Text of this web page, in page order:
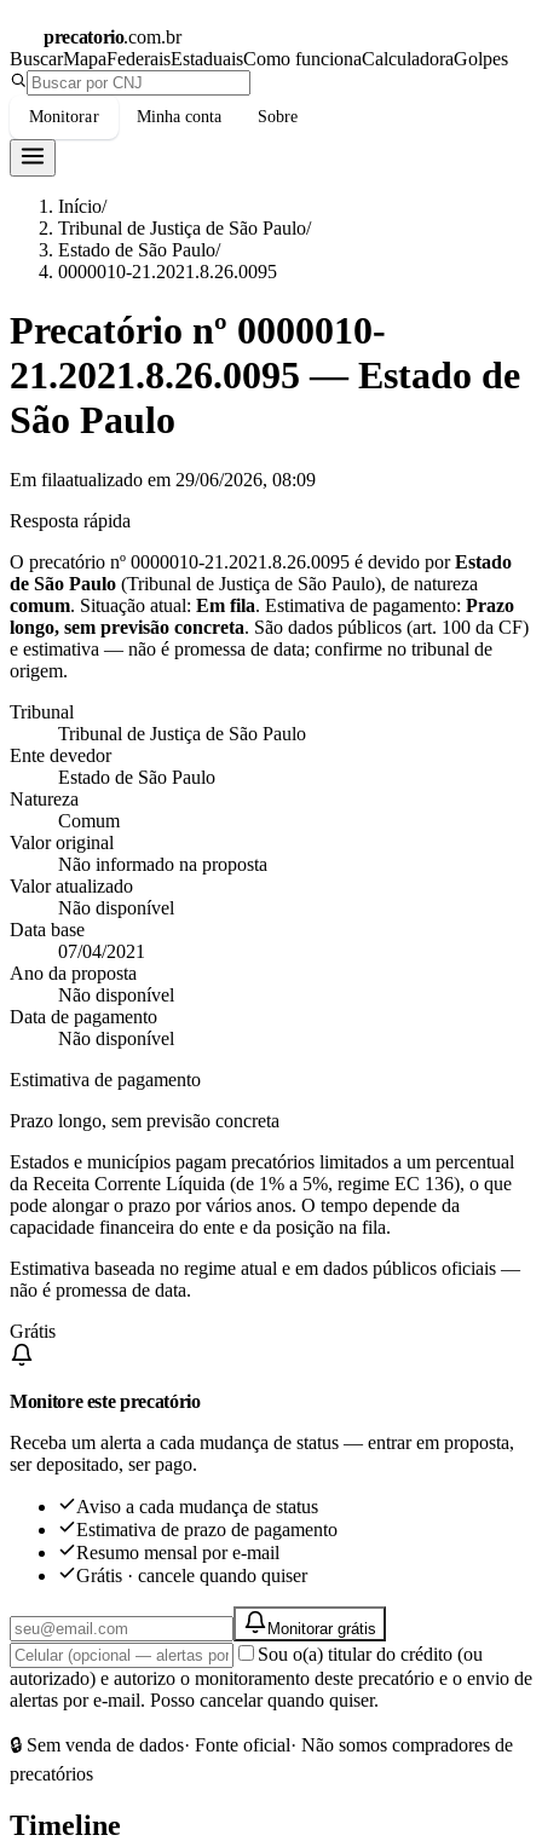
precatorio.com.br
BuscarMapaFederaisEstaduaisComo funcionaCalculadoraGolpes
Monitorar Minha conta Sobre
Início/
Tribunal de Justiça de São Paulo/
Estado de São Paulo/
0000010-21.2021.8.26.0095
Precatório nº 0000010-
21.2021.8.26.0095 —Estado de
São Paulo
Em filaatualizado em 29/06/2026, 08:09
Resposta rápida
O precatório nº 0000010-21.2021.8.26.0095 é devido porEstado
de São Paulo (Tribunal de Justiça de São Paulo), de natureza
comum. Situação atual: Em fila. Estimativa de pagamento: Prazo
longo, sem previsão concreta. São dados públicos (art. 100 da CF)
e estimativa — não é promessa de data; confirme no tribunal de
origem.
Tribunal
Tribunal de Justiça de São Paulo
Ente devedor
Estado de São Paulo
Natureza
Comum
Valor original
Não informado na proposta
Valor atualizado
Não disponível
Data base
07/04/2021
Ano da proposta
Não disponível
Data de pagamento
Não disponível
Estimativa de pagamento
Prazo longo, sem previsão concreta
Estados e municípios pagam precatórios limitados a um percentual
da Receita Corrente Líquida (de 1% a 5%, regime EC 136), o que
pode alongar o prazo por vários anos. O tempo depende da
capacidade financeira do ente e da posição na fila.
Estimativa baseada no regime atual e em dados públicos oficiais —
não é promessa de data.
Grátis
Monitore este precatório
Receba um alerta a cada mudança de status — entrar em proposta,
ser depositado, ser pago.
Aviso a cada mudança de status
Estimativa de prazo de pagamento
Resumo mensal por e-mail
Grátis · cancele quando quiser
Monitorar grátis
Sou o(a) titular do crédito (ou
autorizado) e autorizo o monitoramento deste precatório e o envio de
alertas por e-mail. Posso cancelar quando quiser.
🔒 Sem venda de dados· Fonte oficial· Não somos compradores de
precatórios
Timeline